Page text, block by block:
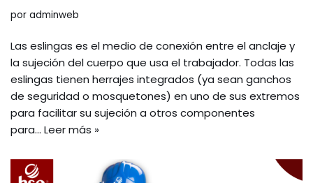
por adminweb
Las eslingas es el medio de conexión entre el anclaje y
la sujeción del cuerpo que usa el trabajador. Todas las
eslingas tienen herrajes integrados (ya sean ganchos
de seguridad o mosquetones) en uno de sus extremos
para facilitar su sujeción a otros componentes
para… Leer más »